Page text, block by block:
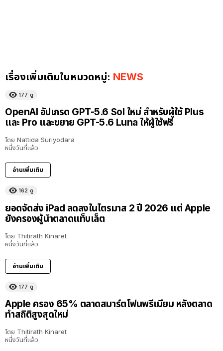
เรื่องเพิ่มเติมในหมวดหมู่: NEWS
177 ดู
OpenAI อัปเกรด GPT-5.6 Sol ใหม่ สำหรับผู้ใช้ Plus
และ Pro และขยาย GPT-5.6 Luna ให้ผู้ใช้ฟรี
โดย Nattida Suriyodara
หนึ่งวันที่แล้ว
อ่านเพิ่มเติม
162 ดู
ยอดจัดส่ง iPad ลดลงในไตรมาส 2 ปี 2026 แต่ Apple
ยังครองผู้นำตลาดแท็บเล็ต
โดย Thitirath Kinaret
หนึ่งวันที่แล้ว
อ่านเพิ่มเติม
177 ดู
Apple ครอง 65% ตลาดสมาร์ตโฟนพรีเมียม หลังตลาด
ทำสถิติสูงสุดใหม่
โดย Thitirath Kinaret
หนึ่งวันที่แล้ว